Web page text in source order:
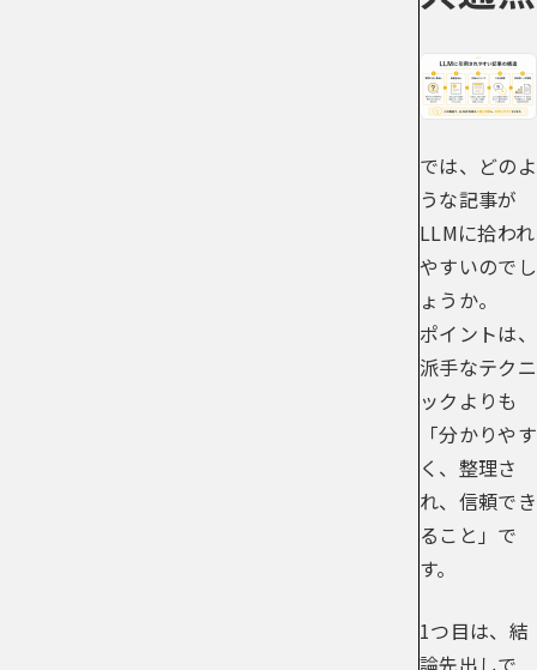
では、どのよ
うな記事が
LLMに拾われ
やすいのでし
ょうか。
ポイントは、
派手なテクニ
ックよりも
「分かりやす
く、整理さ
れ、信頼でき
ること」で
す。
1つ目は、結
論先出しで